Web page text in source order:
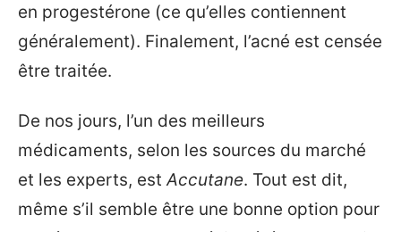
en progestérone (ce qu’elles contiennent
généralement). Finalement, l’acné est censée
être traitée.
De nos jours, l’un des meilleurs
médicaments, selon les sources du marché
et les experts, est Accutane. Tout est dit,
même s’il semble être une bonne option pour